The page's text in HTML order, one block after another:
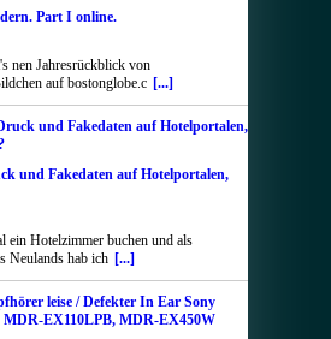
Part I online.
nen Jahresrückblick von
auf bostonglobe.c [...]
und Fakedaten auf Hotelportalen,
ein Hotelzimmer buchen und als
Neulands hab ich [...]